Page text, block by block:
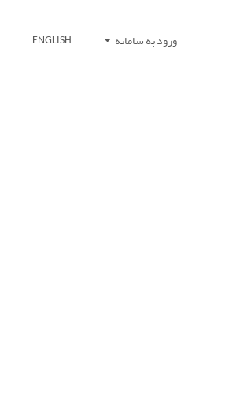
ورود به سامانه ENGLISH